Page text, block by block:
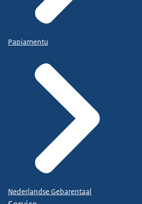
Papiamentu
Nederlandse Gebarentaal